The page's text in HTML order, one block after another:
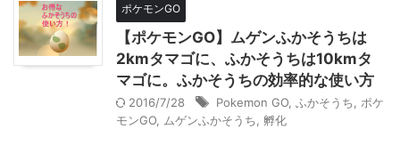
ポケモンGO
【ポケモンGO】ムゲンふかそうちは
2kmタマゴに、ふかそうちは10kmタ
マゴに。ふかそうちの効率的な使い方
2016/7/28 Pokemon GO ふかそうち
ポケ
モンGO
ムゲンふかそうち 孵化